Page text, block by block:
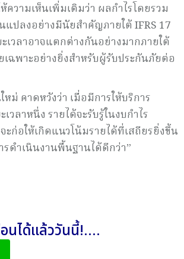
ความเห็นเพิ่มเติมว่า ผลกำไรโดยรวม
แปลงอย่างมีนัยสำคัญภายใต้ IFRS 17
เวลาอาจแตกต่างกันอย่างมากภายใต้
เฉพาะอย่างยิ่งสำหรับผู้รับประกันภัยต่อ
หม่ คาดหวังว่า เมื่อมีการให้บริการ
วลาหนึ่ง รายได้จะรับรู้ในงบกำไร
ก่อให้เกิดแนวโน้มรายได้ที่เสถียรยิ่งขึ้น
ดำเนินงานพื้นฐานได้ดีกว่า”
อนได้แล้ววันนี้!....